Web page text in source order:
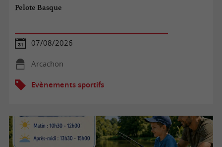
Pelote Basque
07/08/2026
Arcachon
Evènements sportifs